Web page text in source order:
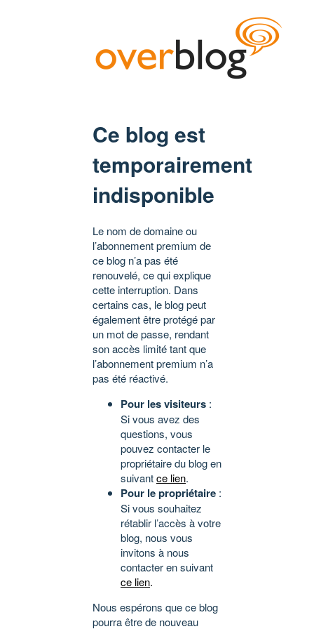
Ce blog est
temporairement
indisponible
Le nom de domaine ou
l’abonnement premium de
ce blog n’a pas été
renouvelé, ce qui explique
cette interruption. Dans
certains cas, le blog peut
également être protégé par
un mot de passe, rendant
son accès limité tant que
l’abonnement premium n’a
pas été réactivé.
Pour les visiteurs :
Si vous avez des
questions, vous
pouvez contacter le
propriétaire du blog en
suivantce lien.
Pour le propriétaire :
Si vous souhaitez
rétablir l’accès à votre
blog, nous vous
invitons à nous
contacter en suivant
ce lien.
Nous espérons que ce blog
pourra être de nouveau